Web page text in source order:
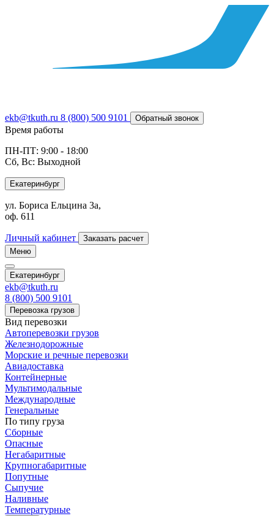
ekb@tkuth.ru 8 (800) 500 9101 Обратный звонок
Время работы
ПН-ПТ: 9:00 - 18:00
Сб, Вс: Выходной
Екатеринбург
ул. Бориса Ельцина 3а,
оф. 611
Личный кабинет
Заказать расчет
Меню
Екатеринбург
ekb@tkuth.ru
8 (800) 500 9101
Перевозка грузов
Вид перевозки
Автоперевозки грузов
Железнодорожные
Морские и речные перевозки
Авиадоставка
Контейнерные
Мультимодальные
Международные
Генеральные
По типу груза
Сборные
Опасные
Негабаритные
Крупногабаритные
Попутные
Сыпучие
Наливные
Температурные